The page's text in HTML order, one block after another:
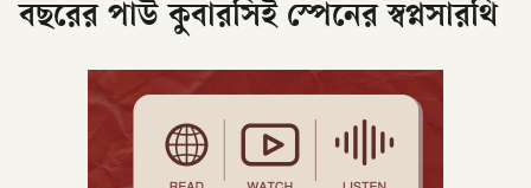
বছরের পাউ কুবারসিই স্পেনের স্বপ্নসারথি